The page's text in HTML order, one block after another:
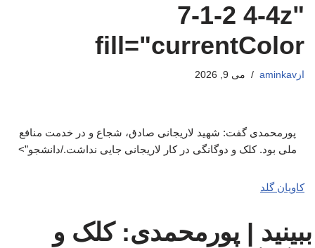
7-1-2 4-4z"
fill="currentColor
از aminkav می 9, 2026
پورمحمدی گفت: شهید لاریجانی صادق، شجاع و در خدمت منافع
ملی بود. کلک و دوگانگی در کار لاریجانی جایی نداشت./دانشجو”>
کاویان گلد
ببینید | پورمحمدی: کلک و